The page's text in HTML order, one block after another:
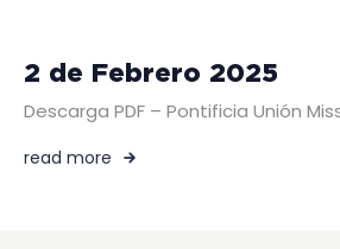
2 de Febrero 2025
Descarga PDF – Pontificia Unión
read more